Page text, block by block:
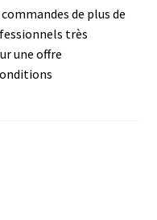
de plus de
très
une offre